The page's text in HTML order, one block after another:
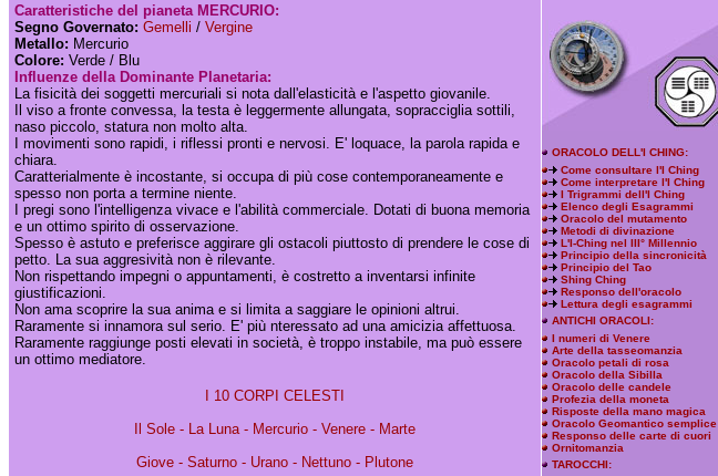
Caratteristiche del pianeta MERCURIO:
Segno Governato: Gemelli / Vergine
Metallo: Mercurio
Colore: Verde / Blu
Influenze della Dominante Planetaria:
La fisicità dei soggetti mercuriali si nota dall'elasticità e l'aspetto giovanile.
Il viso a fronte convessa, la testa è leggermente allungata, sopracciglia sottili,
naso piccolo, statura non molto alta.
I movimenti sono rapidi, i riflessi pronti e nervosi. E' loquace, la parola rapida e
chiara.
Caratterialmente è incostante, si occupa di più cose contemporaneamente e
spesso non porta a termine niente.
I pregi sono l'intelligenza vivace e l'abilità commerciale. Dotati di buona memoria
e un ottimo spirito di osservazione.
Spesso è astuto e preferisce aggirare gli ostacoli piuttosto di prendere le cose di
petto. La sua aggresività non è rilevante.
Non rispettando impegni o appuntamenti, è costretto a inventarsi infinite
giustificazioni.
Non ama scoprire la sua anima e si limita a saggiare le opinioni altrui.
Raramente si innamora sul serio. E' più nteressato ad una amicizia affettuosa.
Raramente raggiunge posti elevati in società, è troppo instabile, ma può essere
un ottimo mediatore.
I 10 CORPI CELESTI
Il Sole - La Luna- Mercurio - Venere - Marte
Giove - Saturno - Urano - Nettuno - Plutone
ORACOLO DELL'I CHING:
Come consultare l'I Ching
Come interpretare l'I Ching
I Trigrammi dell'I Ching
Elenco degli Esagrammi
Oracolo del mutamento
Metodi di divinazione
L'I-Ching nel III° Millennio
Principio della sincronicità
Principio del Tao
Shing Ching
Responso dell'oracolo
Lettura degli esagrammi
ANTICHI ORACOLI:
I numeri di Venere
Arte della tasseomanzia
Oracolo petali di rosa
Oracolo della Sibilla
Oracolo delle candele
Profezia della moneta
Risposte della mano magica
Oracolo Geomantico semplice
Responso delle carte di cuori
Ornitomanzia
TAROCCHI: